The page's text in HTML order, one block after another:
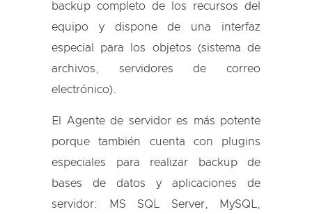
backup completo de los recursos del
equipo y dispone de una interfaz
especial para los objetos (sistema de
archivos, servidores de correo
electrónico).
El Agente de servidor es más potente
porque también cuenta con plugins
especiales para realizar backup de
bases de datos y aplicaciones de
servidor: MS SQL Server, MySQL,